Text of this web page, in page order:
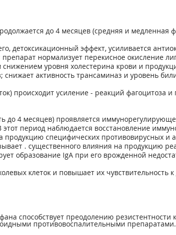
до 4 месяцев (средняя и медленная
детоксикационный эффект, усиливается
нормализует перекисное окисление
уровня холестерина крови и
активность трансаминаз и уровень
происходит усиление - реакций фагоцитоза
до 4 месяцев) проявляется
период наблюдается восстановление
специфических противовирусных и
. существенного влияния на продукцию
образование IgA при его врожденной
клеток и повышает их чувствительность
способствует преодолению резистентности
противовоспалительными препаратами.